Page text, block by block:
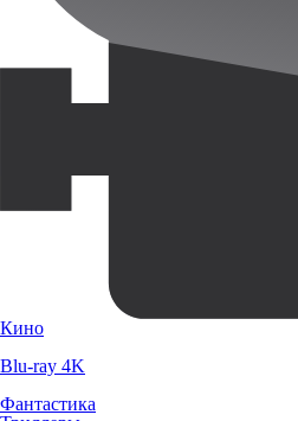
Кино
Blu-ray 4K
Фантастика